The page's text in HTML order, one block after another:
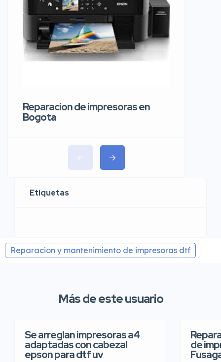
Reparacion de impresoras en
Bogota
Etiquetas
Reparacion y mantenimiento de impresoras dtf
Más de este usuario
Se arreglan impresoras a4
adaptadas con cabezal
epson para dtf uv
de